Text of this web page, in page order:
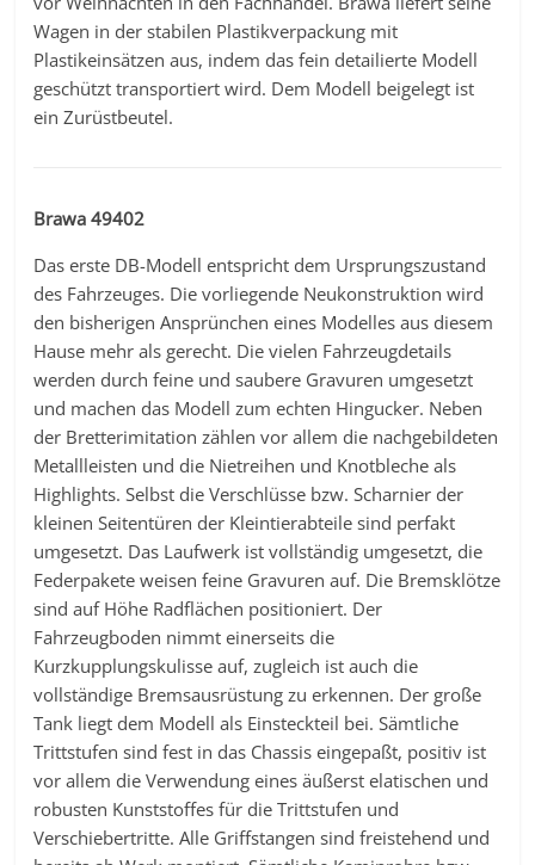
Wagen in der stabilen Plastikverpackung mit
Plastikeinsätzen aus, indem das fein detailierte Modell
geschützt transportiert wird. Dem Modell beigelegt ist
ein Zurüstbeutel.
Brawa 49402
Das erste DB-Modell entspricht dem Ursprungszustand
des Fahrzeuges. Die vorliegende Neukonstruktion wird
den bisherigen Ansprünchen eines Modelles aus diesem
Hause mehr als gerecht. Die vielen Fahrzeugdetails
werden durch feine und saubere Gravuren umgesetzt
und machen das Modell zum echten Hingucker. Neben
der Bretterimitation zählen vor allem die nachgebildeten
Metallleisten und die Nietreihen und Knotbleche als
Highlights. Selbst die Verschlüsse bzw. Scharnier der
kleinen Seitentüren der Kleintierabteile sind perfakt
umgesetzt. Das Laufwerk ist vollständig umgesetzt, die
Federpakete weisen feine Gravuren auf. Die Bremsklötze
sind auf Höhe Radflächen positioniert. Der
Fahrzeugboden nimmt einerseits die
Kurzkupplungskulisse auf, zugleich ist auch die
vollständige Bremsausrüstung zu erkennen. Der große
Tank liegt dem Modell als Einsteckteil bei. Sämtliche
Trittstufen sind fest in das Chassis eingepaßt, positiv ist
vor allem die Verwendung eines äußerst elatischen und
robusten Kunststoffes für die Trittstufen und
Verschiebertritte. Alle Griffstangen sind freistehend und